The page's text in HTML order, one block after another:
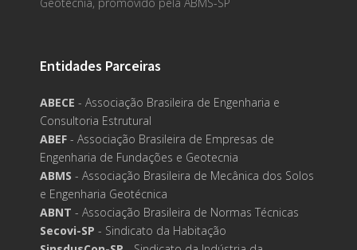
Entidades Parceiras
ABECE - Associação Brasileira de Engenharia e
Consultoria Estrutural
ABEF - Associação Brasileira de Empresas de
Engenharia de Fundações e Geotecnia
ABMS - Associação Brasileira de Mecânica dos Solos
e Engenharia Geotécnica
ABNT - Associação Brasileira de Normas Técnicas
Secovi-SP - Sindicato da Habitação